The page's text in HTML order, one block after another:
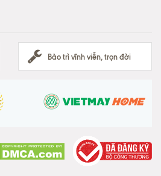
Bảo trì vĩnh viễn, trọn đời